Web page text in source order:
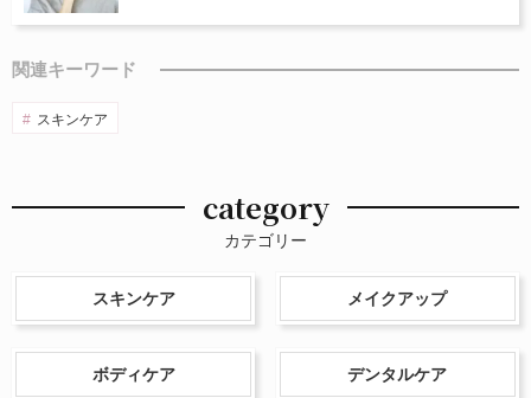
関連キーワード
スキンケア
category
カテゴリー
スキンケア メイクアップ
ボディケア デンタルケア